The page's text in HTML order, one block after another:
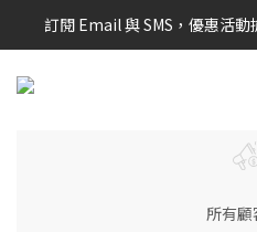
新會員享$100購物
訂閱 Email 與 SMS，優惠活
新會員享$100購物
所有